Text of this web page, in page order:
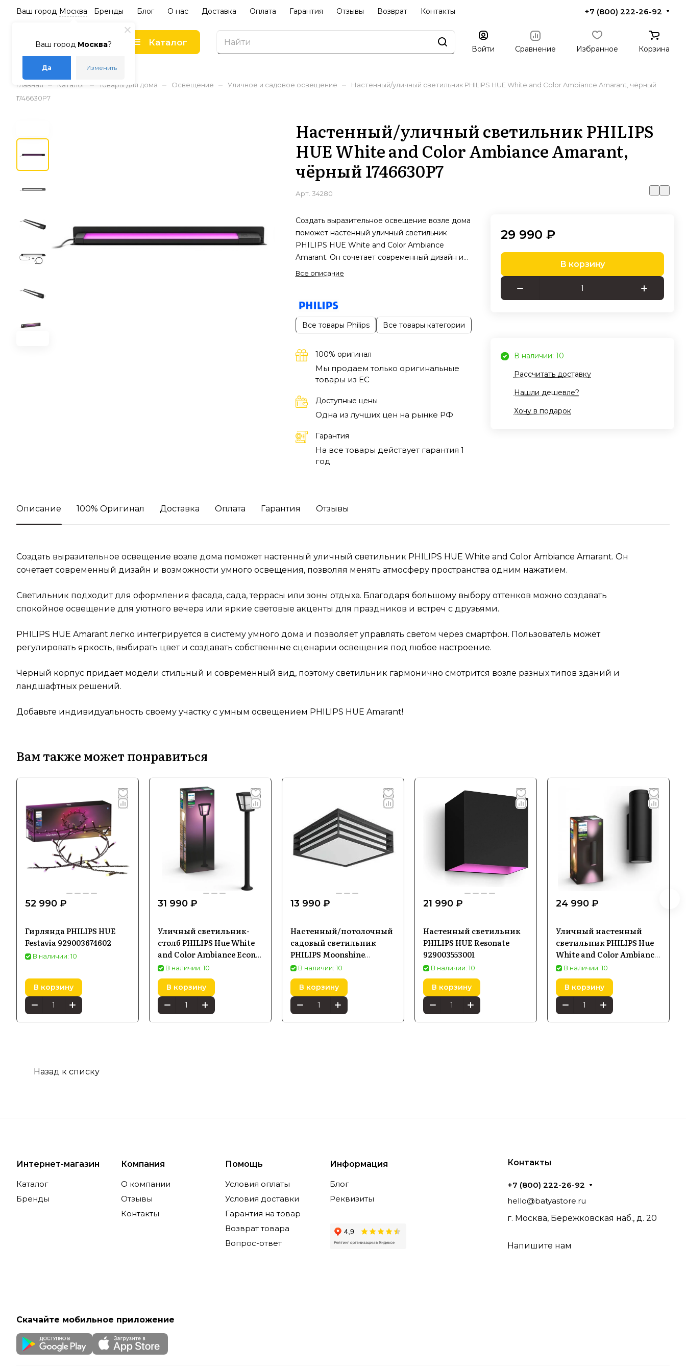
Ваш город Москва?
Да Изменить
Ваш город Москва Бренды Блог О нас Доставка Оплата Гарантия Отзывы Возврат Контакты +7 (800) 222-26-92
Каталог
Войти Сравнение Избранное Корзина
Главная – Каталог – Товары для дома – Освещение – Уличное и садовое освещение –
Настенный/уличный светильник PHILIPS HUE White and Color Ambiance Amarant, чёрный
1746630P7
Настенный/уличный светильник PHILIPS
HUE White and Color Ambiance Amarant,
чёрный 1746630P7
Арт. 34280
Создать выразительное освещение возле дома
поможет настенный уличный светильник
PHILIPS HUE White and Color Ambiance
Amarant. Он сочетает современный дизайн и
возможности умного освещения, позволяя
оформления фасада, сада, террасы или зоны
отдыха. Благодаря большому выбору оттенков
можно создавать спокойное освещение для
для праздников и встреч с друзьями.
HUE Amarant легко интегрируется в систему
умного дома и позволяет управлять светом
регулировать яркость, выбирать цвет и
создавать собственные сценарии освещения
под любое настроение.
придает модели стильный и современный вид,
поэтому светильник гармонично смотрится
возле разных типов зданий и ландшафтных
Все описание
Все товары Philips Все товары категории
100% оригинал
Мы продаем только оригинальные
товары из EC
Доступные цены
Одна из лучших цен на рынке РФ
Гарантия
На все товары действует гарантия 1
год
29 990 ₽
В корзину
В наличии: 10
Рассчитать доставку
Нашли дешевле?
Хочу в подарок
Описание 100% Оригинал Доставка Оплата Гарантия Отзывы
Создать выразительное освещение возле дома поможет настенный уличный светильник PHILIPS HUE White and Color Ambiance Amarant. Он
сочетает современный дизайн и возможности умного освещения, позволяя менять атмосферу пространства одним нажатием.
Светильник подходит для оформления фасада, сада, террасы или зоны отдыха. Благодаря большому выбору оттенков можно создавать
спокойное освещение для уютного вечера или яркие световые акценты для праздников и встреч с друзьями.
PHILIPS HUE Amarant легко интегрируется в систему умного дома и позволяет управлять светом через смартфон. Пользователь может
регулировать яркость, выбирать цвет и создавать собственные сценарии освещения под любое настроение.
Черный корпус придает модели стильный и современный вид, поэтому светильник гармонично смотрится возле разных типов зданий и
ландшафтных решений.
Добавьте индивидуальность своему участку с умным освещением PHILIPS HUE Amarant!
Вам также может понравиться
52 990 ₽
Гирлянда PHILIPS HUE
Festavia 929003674602
В наличии: 10
В корзину
31 990 ₽
Уличный светильник-
столб PHILIPS Hue White
and Color Ambiance Econic
черный 1744230P7
В наличии: 10
В корзину
13 990 ₽
Настенный/потолочный
садовый светильник
PHILIPS Moonshine
17350/93/Pn
В наличии: 10
В корзину
21 990 ₽
Настенный светильник
PHILIPS HUE Resonate
929003553001
В наличии: 10
В корзину
24 990 ₽
Уличный настенный
светильник PHILIPS Hue
White and Color Ambiance
Appear черный 1746330P7
В наличии: 10
В корзину
Назад к списку
Интернет-магазин
Каталог
Бренды
Компания
О компании
Отзывы
Контакты
Помощь
Условия оплаты
Условия доставки
Гарантия на товар
Возврат товара
Вопрос-ответ
Информация
Блог
Реквизиты
Контакты
+7 (800) 222-26-92
hello@batyastore.ru
г. Москва, Бережковская наб., д. 20
Напишите нам
Скачайте мобильное приложение